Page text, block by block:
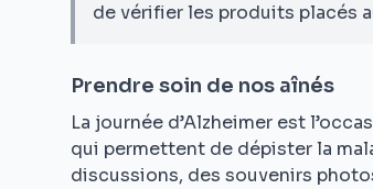
de vérifier les produits placés
Prendre soin de nos aînés
La journée d’Alzheimer est
qui permettent de dépister la
discussions, des souvenirs